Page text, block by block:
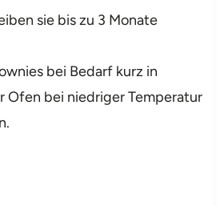
sie bis zu 3 Monate
bei Bedarf kurz in
Ofen bei niedriger Temperatur